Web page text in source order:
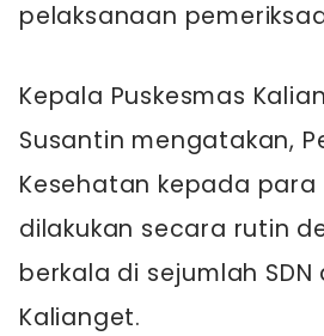
pelaksanaan
Kepala Puskesmas
Susantin mengatakan,
Kesehatan kepada para
dilakukan secara rutin
berkala di sejumlah
Kalianget.